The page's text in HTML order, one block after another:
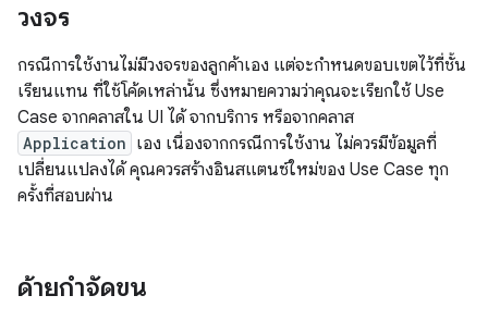
วงจร
กรณีการใช้งานไม่มีวงจรของลูกค้าเอง แต่จะกำหนดขอบเขตไว้ที่ชั้น
เรียนแทน ที่ใช้โค้ดเหล่านั้น ซึ่งหมายความว่าคุณจะเรียกใช้ Use
Case จากคลาสใน UI ได้ จากบริการ หรือจากคลาส
Application เอง เนื่องจากกรณีการใช้งาน ไม่ควรมีข้อมูลที่
เปลี่ยนแปลงได้ คุณควรสร้างอินสแตนซ์ใหม่ของ Use Case ทุก
ครั้งที่สอบผ่าน
ด้ายกำจัดขน